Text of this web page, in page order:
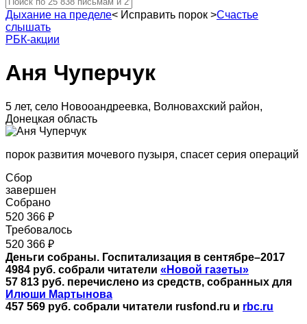
Дыхание на пределе< Исправить порок >Счастье
слышать
РБК-акции
Аня Чуперчук
5 лет, село Новооандреевка, Волновахский район,
Донецкая область
порок развития мочевого пузыря, спасет серия операций
Сбор
завершен
Собрано
520 366 ₽
Требовалось
520 366 ₽
Деньги собраны. Госпитализация в сентябре–2017
4984 руб. собрали читатели «Новой газеты»
57 813 руб. перечислено из средств, собранных для
Илюши Мартынова
457 569 руб. собрали читатели rusfond.ru и rbс.ru